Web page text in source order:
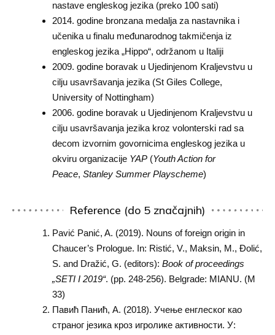
nastave engleskog jezika (preko 100 sati)
2014. godine bronzana medalja za nastavnika i
učenika u finalu međunarodnog takmičenja iz
engleskog jezika „Hippo“, održanom u Italiji
2009. godine boravak u Ujedinjenom Kraljevstvu u
cilju usavršavanja jezika (St Giles College,
University of Nottingham)
2006. godine boravak u Ujedinjenom Kraljevstvu u
cilju usavršavanja jezika kroz volonterski rad sa
decom izvornim govornicima engleskog jezika u
okviru organizacije YAP (Youth Action for
Peace, Stanley Summer Playscheme)
Reference (do 5 značajnih)
Pavić Panić, A. (2019). Nouns of foreign origin in
Chaucer’s Prologue. In: Ristić, V., Maksin, M., Đolić,
S. and Dražić, G. (editors): Book of proceedings
„SETI I 2019“. (pp. 248-256). Belgrade: MIANU. (M
33)
Павић Панић, А. (2018). Учење енглеског као
страног језика кроз игролике активности. У: